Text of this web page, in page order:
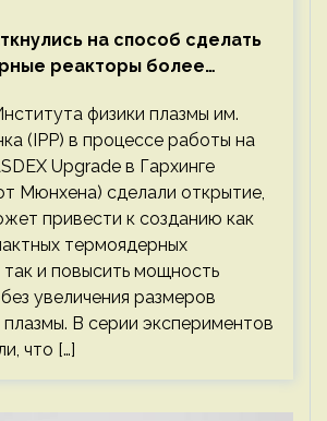
на способ сделать
реакторы более
физики плазмы им.
(IPP) в процессе работы на
Upgrade в Гархинге
Мюнхена) сделали открытие,
привести к созданию как
термоядерных
и повысить мощность
увеличения размеров
В серии экспериментов
что […]